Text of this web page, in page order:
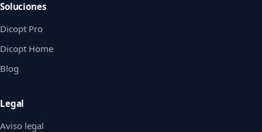
Soluciones
Dicopt Pro
Dicopt Home
Blog
Legal
Aviso legal